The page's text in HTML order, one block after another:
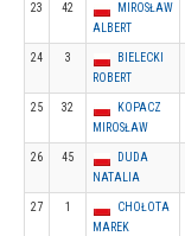
23 42
MIROSŁAW
ALBERT
24 3
BIELECKI
ROBERT
25 32
KOPACZ
MIROSŁAW
26 45
DUDA
NATALIA
27 1
CHOŁOTA
MAREK